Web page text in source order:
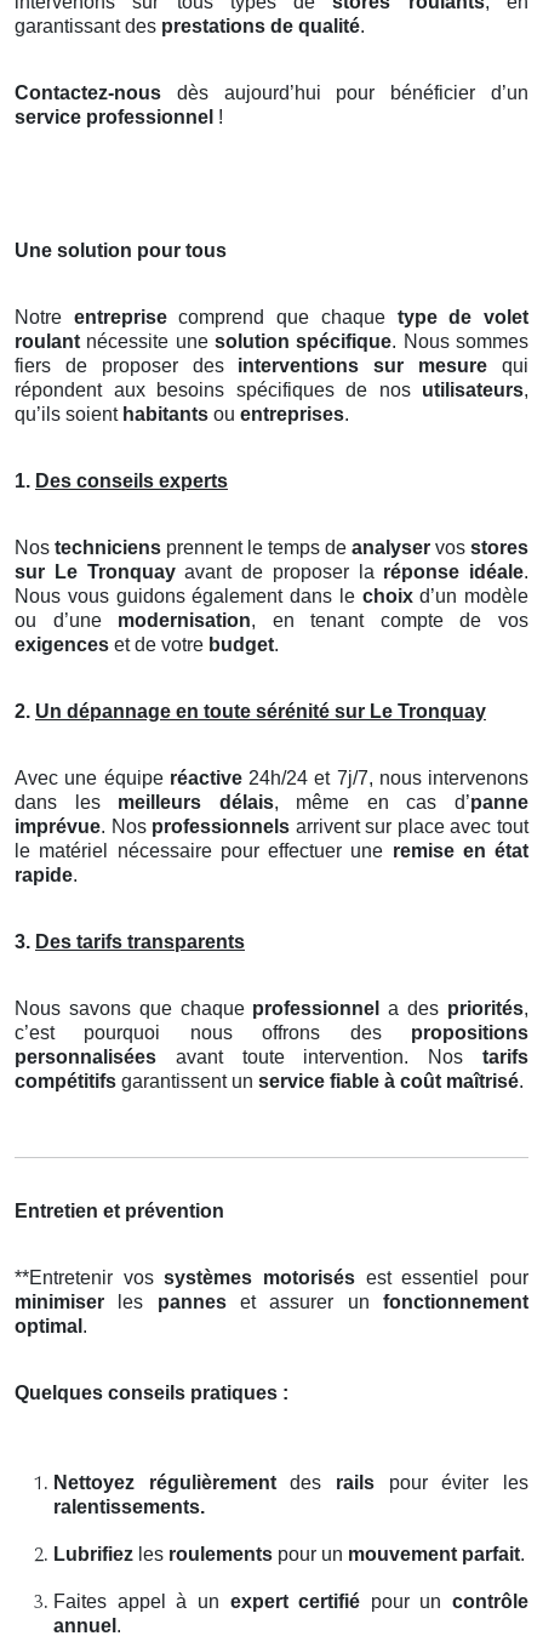
garantissant des prestations de qualité.
Contactez-nous dès aujourd’hui pour bénéficier d’un
service professionnel !
Une solution pour tous
Notre entreprisecomprend que chaque type de volet
roulant nécessite une solution spécifique. Nous sommes
fiers de proposer des interventions sur mesure qui
répondent aux besoins spécifiques de nos utilisateurs,
qu’ils soient habitants ou entreprises.
1. Des conseils experts
Nos techniciens prennent le temps de analyser vos stores
sur Le Tronquayavant de proposer la réponse idéale.
Nous vous guidons également dans le choixd’un modèle
ou d’une modernisation, en tenant compte de vos
exigences et de votre budget.
2. Un dépannage en toute sérénité sur Le Tronquay
Avec une équipe réactive24h/24 et 7j/7, nous intervenons
dans les meilleurs délais, même en cas d’panne
imprévue. Nos professionnels arrivent sur place avec tout
le matériel nécessaire pour effectuer une remise en état
rapide.
3. Des tarifs transparents
Nous savons que chaque professionnel a des priorités,
c’est pourquoi nous offrons des propositions
personnalisées avant toute intervention. Nos tarifs
compétitifs garantissent un service fiable à coût maîtrisé.
Entretien et prévention
**Entretenir vossystèmes motorisés est essentiel pour
minimiser les panneset assurer unfonctionnement
optimal .
Quelques conseils pratiques :
Nettoyez régulièrementdes rails pour éviter les
ralentissements.
Lubrifiez les roulements pour un mouvement parfait.
Faites appel à un expert certifié pour un contrôle
annuel .